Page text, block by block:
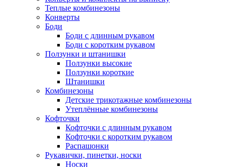
Теплые комбинезоны
Конверты
Боди
Боди с длинным рукавом
Боди с коротким рукавом
Ползунки и штанишки
Ползунки высокие
Ползунки короткие
Штанишки
Комбинезоны
Детские трикотажные комбинезоны
Утеплённые комбинезоны
Кофточки
Кофточки с длинным рукавом
Кофточки с коротким рукавом
Распашонки
Рукавички, пинетки, носки
Носки